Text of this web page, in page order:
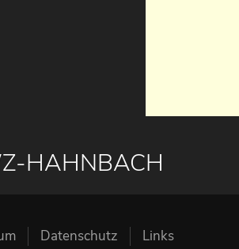
HAHNBACH
Datenschutz
Links